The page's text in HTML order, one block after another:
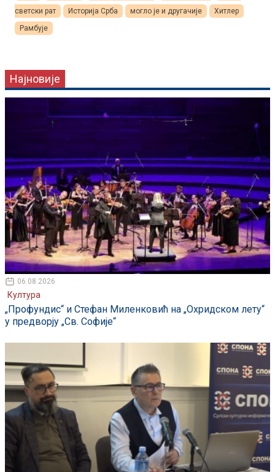
светски рат
Историја Срба могло је и другачије
Хитлер
Рамбује
Најновије
06.08.2026
Култура
„Профундис“ и Стефан Миленковић на „Охридском лету“
у предворју „Св. Софије“